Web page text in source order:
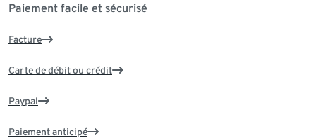
Paiement facile et sécurisé
Facture
Carte de débit ou crédit
Paypal
Paiement anticipé